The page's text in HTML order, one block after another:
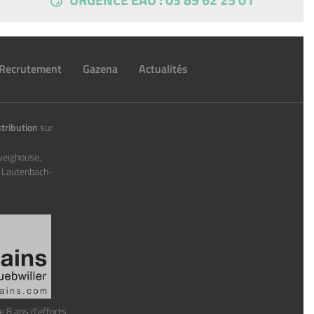
Recrutement Gazena Actualités
sur
8 ans d’efforts.